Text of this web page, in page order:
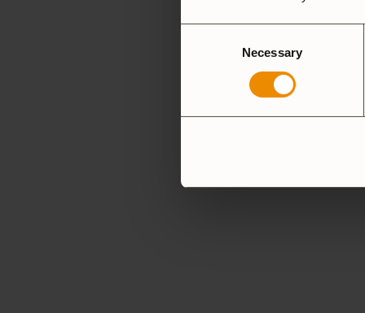
Necessary